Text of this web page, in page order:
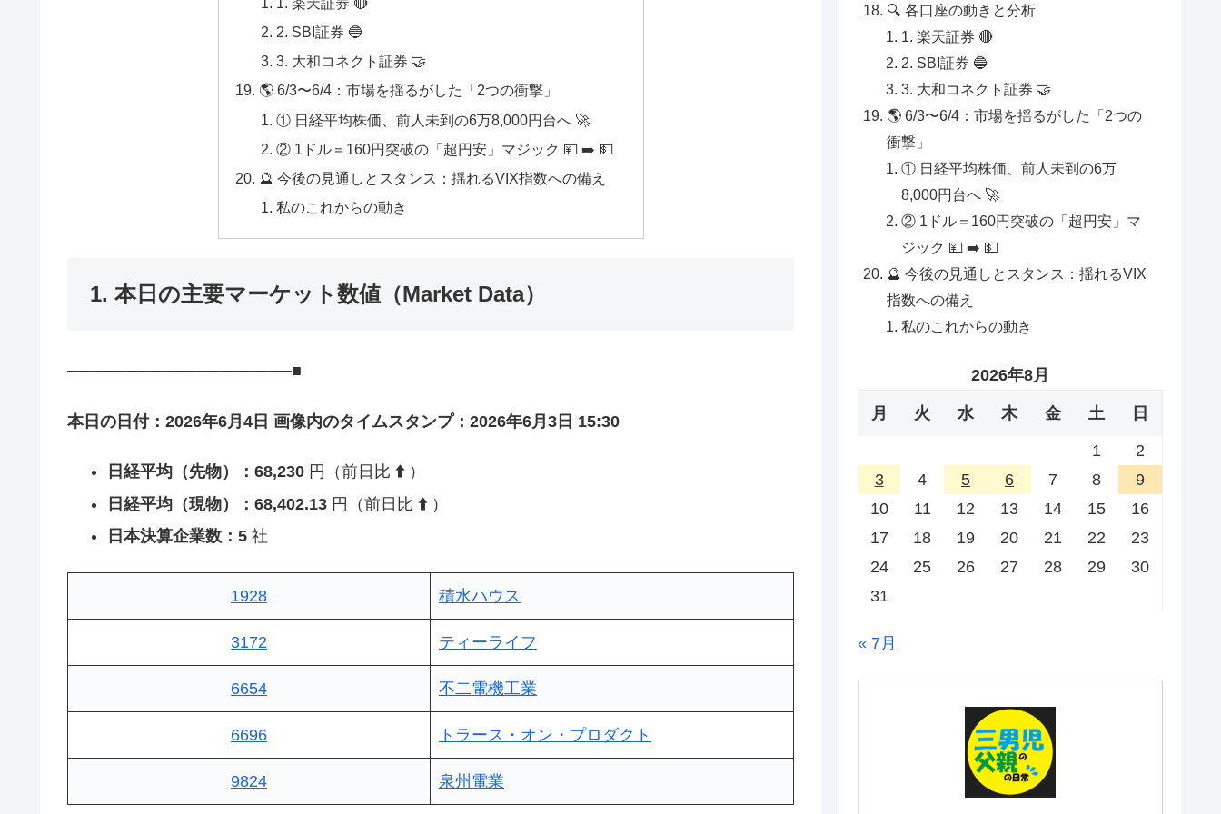
2. SBI証券 🔵
3. 大和コネクト証券 🤝
🌎 6/3〜6/4：市場を揺るがした「2つの衝撃」
① 日経平均株価、前人未到の6万8,000円台へ 🚀
② 1ドル＝160円突破の「超円安」マジック 💴 ➡️ 💵
🔮 今後の見通しとスタンス：揺れるVIX指数への備え
私のこれからの動き
1. 本日の主要マーケット数値（Market Data）
───────────────────■
本日の日付：2026年6月4日 画像内のタイムスタンプ：2026年6月3日 15:30
日経平均（先物）：68,230円（前日比 ⬆️）
日経平均（現物）：68,402.13円（前日比 ⬆️）
日本決算企業数：5社
1928 積水ハウス
3172 ティーライフ
6654 不二電機工業
6696 トラース・オン・プロダクト
9824 泉州電業
🔍 各口座の動きと分析
1. 楽天証券 🔴
2. SBI証券 🔵
3. 大和コネクト証券 🤝
🌎 6/3〜6/4：市場を揺るがした「2つの
衝撃」
① 日経平均株価、前人未到の6万
8,000円台へ 🚀
② 1ドル＝160円突破の「超円安」マ
ジック 💴 ➡️ 💵
🔮 今後の見通しとスタンス：揺れるVIX
指数への備え
私のこれからの動き
2026年8月
月 火 水 木 金 土 日
1
2
3
4 5 6 7 8
9
10
11 12 13 14 15
16
17
18 19 20 21 22
23
24
25 26 27 28 29
30
31
« 7月